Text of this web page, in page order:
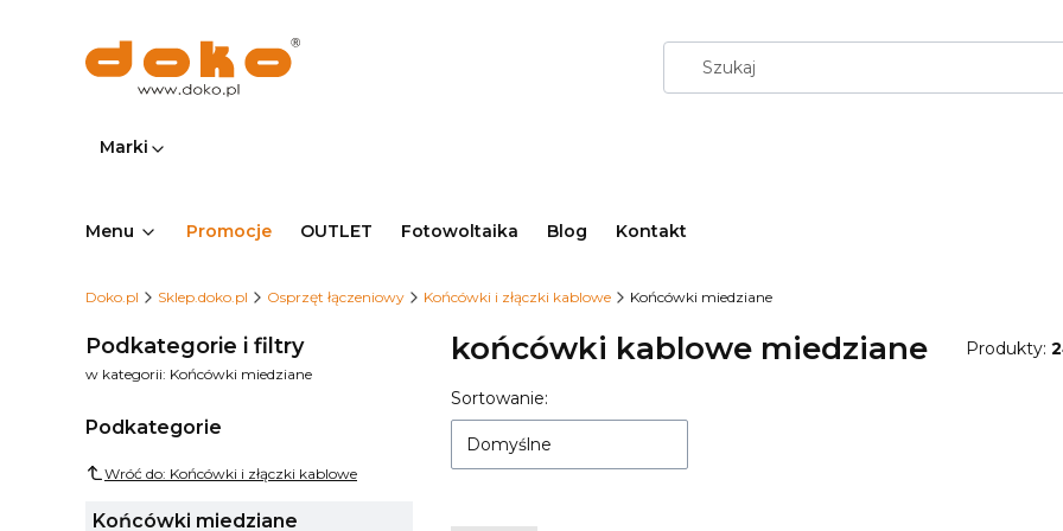
Marki
Menu Promocje OUTLET Fotowoltaika Blog Kontakt
Doko.pl Sklep.doko.pl Osprzęt łączeniowy Końcówki i złączki kablowe Końcówki miedziane
Podkategorie i filtry
w kategorii: Końcówki miedziane
Podkategorie
Wróć do: Końcówki i złączki kablowe
Końcówki miedziane
końcówki kablowe miedziane Produkty:
Lista produktów
Sortowanie:
Domyślne